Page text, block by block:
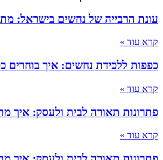
עונת הרבייה של נחשים בישראל:
קרא עוד »
כפפות ללכידת נחשים: איך בוחרים
קרא עוד »
פתרונות תאורה לבית ולעסק: איך
קרא עוד »